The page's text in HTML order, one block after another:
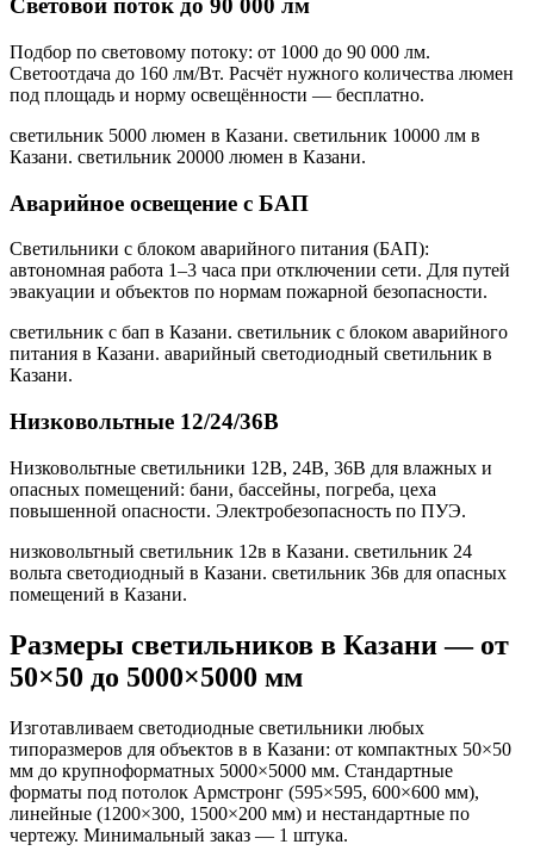
Световой поток до 90 000 лм
Подбор по световому потоку: от 1000 до 90 000 лм.
Светоотдача до 160 лм/Вт. Расчёт нужного количества люмен
под площадь и норму освещённости — бесплатно.
светильник 5000 люмен в Казани. светильник 10000 лм в
Казани. светильник 20000 люмен в Казани.
Аварийное освещение с БАП
Светильники с блоком аварийного питания (БАП):
автономная работа 1–3 часа при отключении сети. Для путей
эвакуации и объектов по нормам пожарной безопасности.
светильник с бап в Казани. светильник с блоком аварийного
питания в Казани. аварийный светодиодный светильник в
Казани.
Низковольтные 12/24/36В
Низковольтные светильники 12В, 24В, 36В для влажных и
опасных помещений: бани, бассейны, погреба, цеха
повышенной опасности. Электробезопасность по ПУЭ.
низковольтный светильник 12в в Казани. светильник 24
вольта светодиодный в Казани. светильник 36в для опасных
помещений в Казани.
Размеры светильников в Казани— от
50×50 до 5000×5000 мм
Изготавливаем светодиодные светильники любых
типоразмеров для объектов в в Казани: от компактных 50×50
мм до крупноформатных 5000×5000 мм. Стандартные
форматы под потолок Армстронг (595×595, 600×600 мм),
линейные (1200×300, 1500×200 мм) и нестандартные по
чертежу. Минимальный заказ — 1 штука.